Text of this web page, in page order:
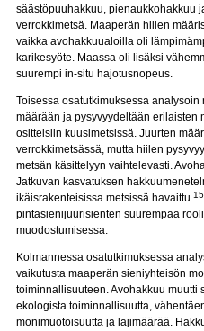
säästöpuuhakkuu, pienaukkohakkuu
verrokkimetsä. Maaperän hiilen
vaikka avohakkuualoilla oli
karikesyöte. Maassa oli lisäksi
suurempi in-situ hajotusnopeus.
Toisessa osatutkimuksessa
määrään ja pysyvyydeltään erilaisten
ositteisiin kuusimetsissä. Juurten
verrokkimetsässä, mutta hiilen
metsän käsittelyyn vaihtelevasti.
Jatkuvan kasvatuksen
ikäisrakenteisissa metsissä havaittu 15
pintasienijuurisienten suurempaa
muodostumisessa.
Kolmannessa osatutkimuksessa
vaikutusta maaperän sieniyhteisön
toiminnallisuuteen. Avohakkuu muutti
ekologista toiminnallisuutta,
monimuotoisuutta ja lajimäärää.